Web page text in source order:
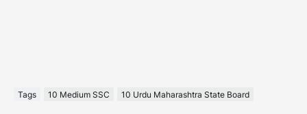
Tags 10 Medium SSC 10 Urdu Maharashtra State Board